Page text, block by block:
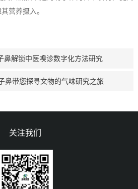
营养摄入。
鼻解锁中医嗅诊数字化方法研究
鼻带您探寻文物的气味研究之旅
关注我们